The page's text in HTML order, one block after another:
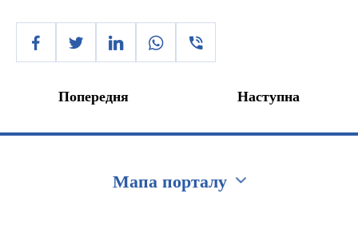
Попередня Наступна
Мапа порталу